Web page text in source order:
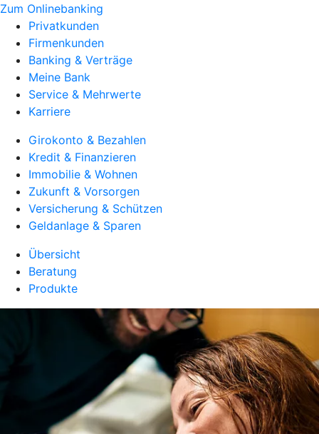
Zum Onlinebanking
Privatkunden
Firmenkunden
Banking & Verträge
Meine Bank
Service & Mehrwerte
Karriere
Girokonto & Bezahlen
Kredit & Finanzieren
Immobilie & Wohnen
Zukunft & Vorsorgen
Versicherung & Schützen
Geldanlage & Sparen
Übersicht
Beratung
Produkte